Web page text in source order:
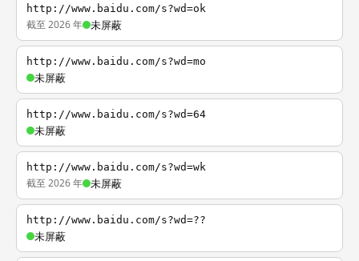
http://www.baidu.com/s?wd=ok
截至 2026 年 未屏蔽
http://www.baidu.com/s?wd=mo
未屏蔽
http://www.baidu.com/s?wd=64
未屏蔽
http://www.baidu.com/s?wd=wk
截至 2026 年 未屏蔽
http://www.baidu.com/s?wd=??
未屏蔽